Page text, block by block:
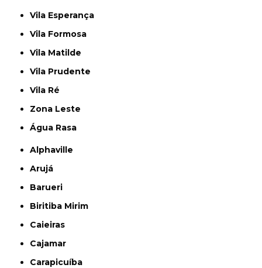
Vila Esperança
Vila Formosa
Vila Matilde
Vila Prudente
Vila Ré
Zona Leste
Água Rasa
Alphaville
Arujá
Barueri
Biritiba Mirim
Caieiras
Cajamar
Carapicuíba